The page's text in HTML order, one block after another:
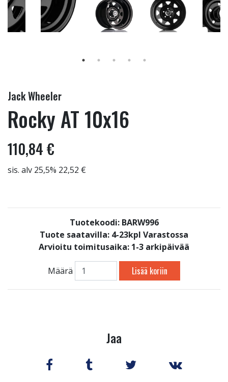
Jack Wheeler
Rocky AT 10x16
110,84 €
sis. alv 25,5% 22,52 €
Tuotekoodi: BARW996
Tuote saatavilla: 4-23kpl Varastossa
Arvioitu toimitusaika: 1-3 arkipäivää
Määrä Lisää koriin
Jaa